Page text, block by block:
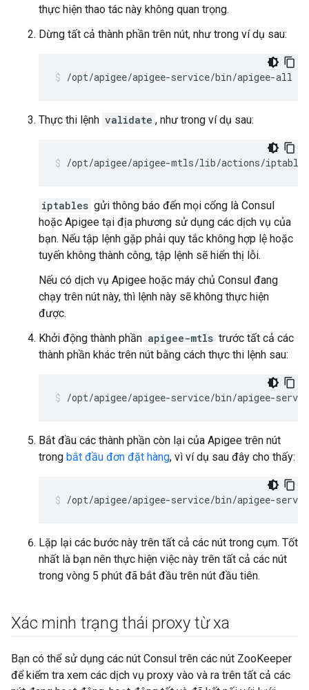
thực hiện thao tác này không quan trọng.
Dừng tất cả thành phần trên nút, như trong ví dụ sau:
/opt/apigee/apigee-service/bin/apigee-all
Thực thi lệnh validate , như trong ví dụ sau:
/opt/apigee/apigee-mtls/lib/actions/
iptables gửi thông báo đến mọi cổng là Consul
hoặc Apigee tại địa phương sử dụng các dịch vụ của
bạn. Nếu tập lệnh gặp phải quy tắc không hợp lệ hoặc
tuyến không thành công, tập lệnh sẽ hiển thị lỗi.
Nếu có dịch vụ Apigee hoặc máy chủ Consul đang
chạy trên nút này, thì lệnh này sẽ không thực hiện
được.
Khởi động thành phần apigee-mtls trước tất cả các
thành phần khác trên nút bằng cách thực thi lệnh sau:
/opt/apigee/apigee-service/bin/apigee-
Bắt đầu các thành phần còn lại của Apigee trên nút
trong bắt đầu đơn đặt hàng, vì ví dụ sau đây cho thấy:
/opt/apigee/apigee-service/bin/apigee-
Lặp lại các bước này trên tất cả các nút trong cụm. Tốt
nhất là bạn nên thực hiện việc này trên tất cả các nút
trong vòng 5 phút đã bắt đầu trên nút đầu tiên.
Xác minh trạng thái proxy từ xa
Bạn có thể sử dụng các nút Consul trên các nút ZooKeeper
để kiểm tra xem các dịch vụ proxy vào và ra trên tất cả các